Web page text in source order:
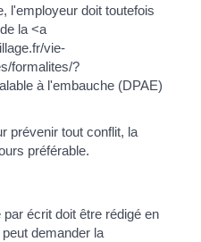
l'employeur doit toutefois
la <a
vie-
formalites/?
à l'embauche (DPAE)
prévenir tout conflit, la
préférable.
écrit doit être rédigé en
demander la